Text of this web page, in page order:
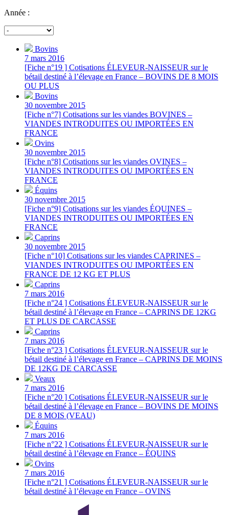
Année :
Bovins
7 mars 2016
[Fiche n°19 ] Cotisations ÉLEVEUR-NAISSEUR sur le
bétail destiné à l’élevage en France – BOVINS DE 8 MOIS
OU PLUS
Bovins
30 novembre 2015
[Fiche n°7] Cotisations sur les viandes BOVINES –
VIANDES INTRODUITES OU IMPORTÉES EN
FRANCE
Ovins
30 novembre 2015
[Fiche n°8] Cotisations sur les viandes OVINES –
VIANDES INTRODUITES OU IMPORTÉES EN
FRANCE
Équins
30 novembre 2015
[Fiche n°9] Cotisations sur les viandes ÉQUINES –
VIANDES INTRODUITES OU IMPORTÉES EN
FRANCE
Caprins
30 novembre 2015
[Fiche n°10] Cotisations sur les viandes CAPRINES –
VIANDES INTRODUITES OU IMPORTÉES EN
FRANCE DE 12 KG ET PLUS
Caprins
7 mars 2016
[Fiche n°24 ] Cotisations ÉLEVEUR-NAISSEUR sur le
bétail destiné à l’élevage en France – CAPRINS DE 12KG
ET PLUS DE CARCASSE
Caprins
7 mars 2016
[Fiche n°23 ] Cotisations ÉLEVEUR-NAISSEUR sur le
bétail destiné à l’élevage en France – CAPRINS DE MOINS
DE 12KG DE CARCASSE
Veaux
7 mars 2016
[Fiche n°20 ] Cotisations ÉLEVEUR-NAISSEUR sur le
bétail destiné à l’élevage en France – BOVINS DE MOINS
DE 8 MOIS (VEAU)
Équins
7 mars 2016
[Fiche n°22 ] Cotisations ÉLEVEUR-NAISSEUR sur le
bétail destiné à l’élevage en France – ÉQUINS
Ovins
7 mars 2016
[Fiche n°21 ] Cotisations ÉLEVEUR-NAISSEUR sur le
bétail destiné à l’élevage en France – OVINS